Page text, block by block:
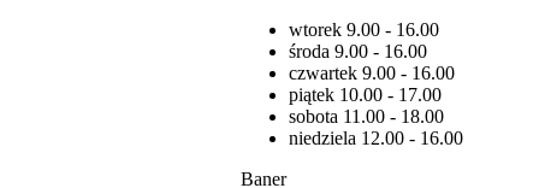
wtorek 9.00 - 16.00
środa 9.00 - 16.00
czwartek 9.00 - 16.00
piątek 10.00 - 17.00
sobota 11.00 - 18.00
niedziela 12.00 - 16.00
Baner